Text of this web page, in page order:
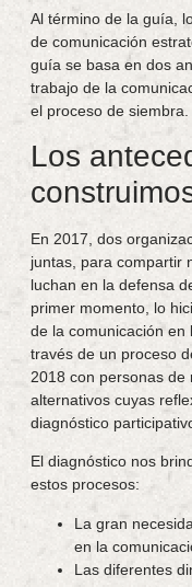
Al término de la guía,
de comunicación
guía se basa en dos
trabajo de la
el proceso de siembra.
Los
En 2017, dos
juntas, para compartir
luchan en la defensa
primer momento, lo
de la comunicación en
través de un proceso
2018 con personas de
alternativos cuyas
diagnóstico
El diagnóstico nos
estos procesos:
La gran
en la
Las diferentes